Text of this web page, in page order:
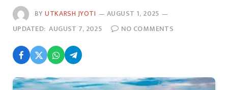
BYUTKARSH JYOTI
AUGUST 1, 2025
UPDATED: AUGUST 7, 2025 NO COMMENTS